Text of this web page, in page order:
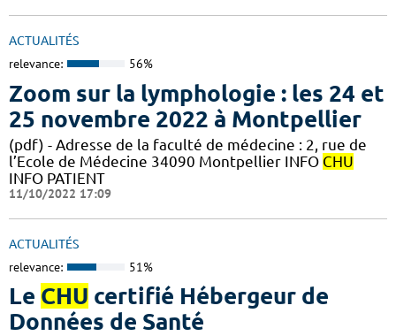
ACTUALITÉS
relevance: 56%
Zoom sur la lymphologie : les 24 et
25 novembre 2022 à Montpellier
(pdf) - Adresse de la faculté de médecine : 2, rue de
l’Ecole de Médecine 34090 Montpellier INFO CHU
INFO PATIENT
11/10/2022 17:09
ACTUALITÉS
relevance: 51%
Le CHU certifié Hébergeur de
Données de Santé